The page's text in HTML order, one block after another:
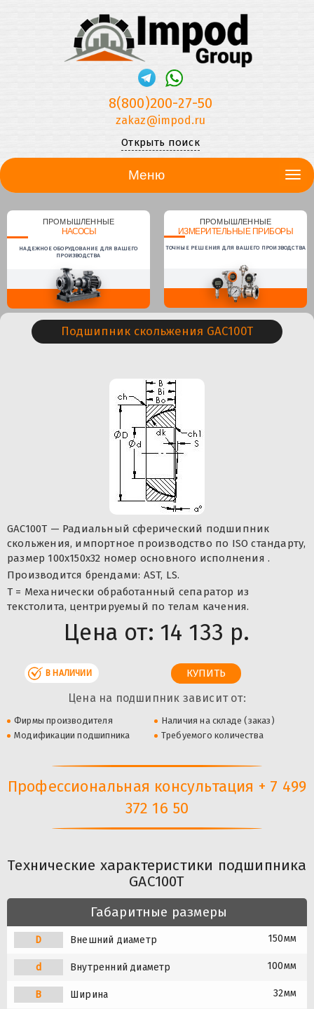
8(800)200-27-50
zakaz@impod.ru
Открыть поиск
Меню
ПРОМЫШЛЕННЫЕ
НАСОСЫ
НАДЕЖНОЕ ОБОРУДОВАНИЕ ДЛЯ ВАШЕГО
ПРОИЗВОДСТВА
ПРОМЫШЛЕННЫЕ
ИЗМЕРИТЕЛЬНЫЕ ПРИБОРЫ
ТОЧНЫЕ РЕШЕНИЯ ДЛЯ ВАШЕГО ПРОИЗВОДСТВА
Подшипник скольжения GAC100T
GAC100T — Радиальный сферический подшипник
скольжения, импортное производство по ISO стандарту,
размер 100x150x32 номер основного исполнения .
Производится брендами: AST, LS.
T = Механически обработанный сепаратор из
текстолита, центрируемый по телам качения.
Цена от: 14 133 р.
В НАЛИЧИИ
Цена на подшипник зависит от:
Фирмы производителя
Наличия на складе (заказ)
Модификации подшипника
Требуемого количества
Профессиональная консультация + 7 499
372 16 50
Технические характеристики подшипника
GAC100T
Габаритные размеры
D Внешний диаметр 150мм
d Внутренний диаметр 100мм
B Ширина 32мм